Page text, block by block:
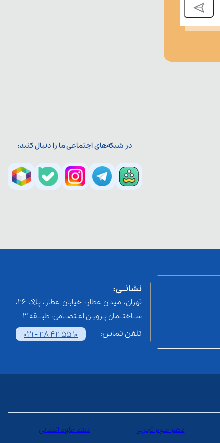
در شبکه‌های اجتماعی ما را دنبال کنید:
نشانــی:
تهران، میدان عطار، خیابان عطار، پلاک 26،
ســاختــمان پـرویـن اعـتصــامی، طبـــقه 3
تلفن تماس: 021 - 28 42 55 10
دهم علوم تجربی دهم علوم انسانی